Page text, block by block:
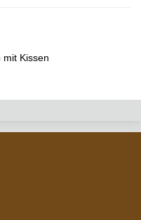
mit Kissen